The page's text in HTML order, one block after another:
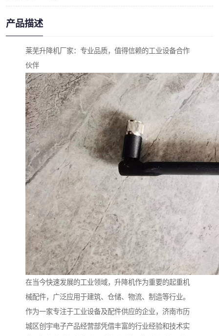
产品描述
莱芜升降机厂家：专业品质，值得信赖的工业设备合作
伙伴
在当今快速发展的工业领域，升降机作为重要的起重机
械配件，广泛应用于建筑、仓储、物流、制造等行业。
作为一家专注于工业设备及配件供应的企业，济南市历
城区创宇电子产品经营部凭借丰富的行业经验和技术实